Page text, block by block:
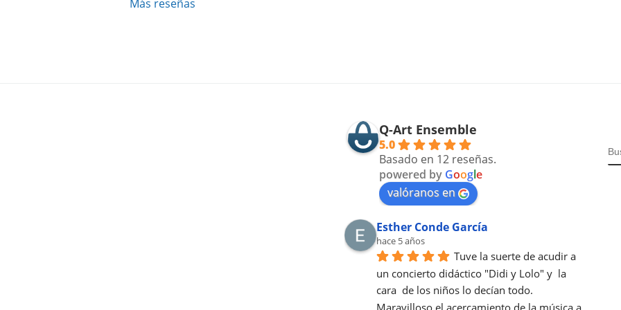
Más reseñas
Q-Art Ensemble
5.0
Basado en 12 reseñas.
powered by Google
valóranos en
Esther Conde García
hace 5 años
Tuve la suerte de acudir a
un concierto didáctico "Didi y Lolo" y  la
cara  de los niños lo decían todo.